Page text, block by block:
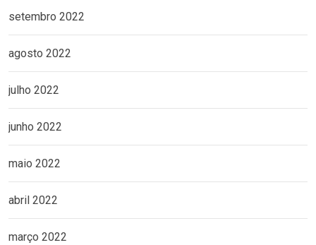
setembro 2022
agosto 2022
julho 2022
junho 2022
maio 2022
abril 2022
março 2022